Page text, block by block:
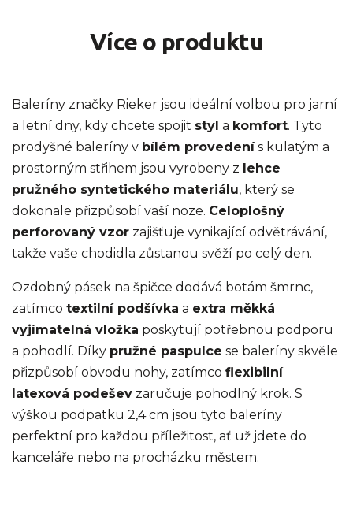
Více o produktu
Baleríny značky Rieker jsou ideální volbou pro jarní
a letní dny, kdy chcete spojit styl a komfort. Tyto
prodyšné baleríny v bílém provedenís kulatým a
prostorným střihem jsou vyrobeny z lehce
pružného syntetického materiálu, který se
dokonale přizpůsobí vaší noze. Celoplošný
perforovaný vzor zajišťuje vynikající odvětrávání,
takže vaše chodidla zůstanou svěží po celý den.
Ozdobný pásek na špičce dodává botám šmrnc,
zatímco textilní podšívka a extra měkká
vyjímatelná vložka poskytují potřebnou podporu
a pohodlí. Díky pružné paspulce se baleríny skvěle
přizpůsobí obvodu nohy, zatímco flexibilní
latexová podešev zaručuje pohodlný krok. S
výškou podpatku 2,4 cm jsou tyto baleríny
perfektní pro každou příležitost, ať už jdete do
kanceláře nebo na procházku městem.